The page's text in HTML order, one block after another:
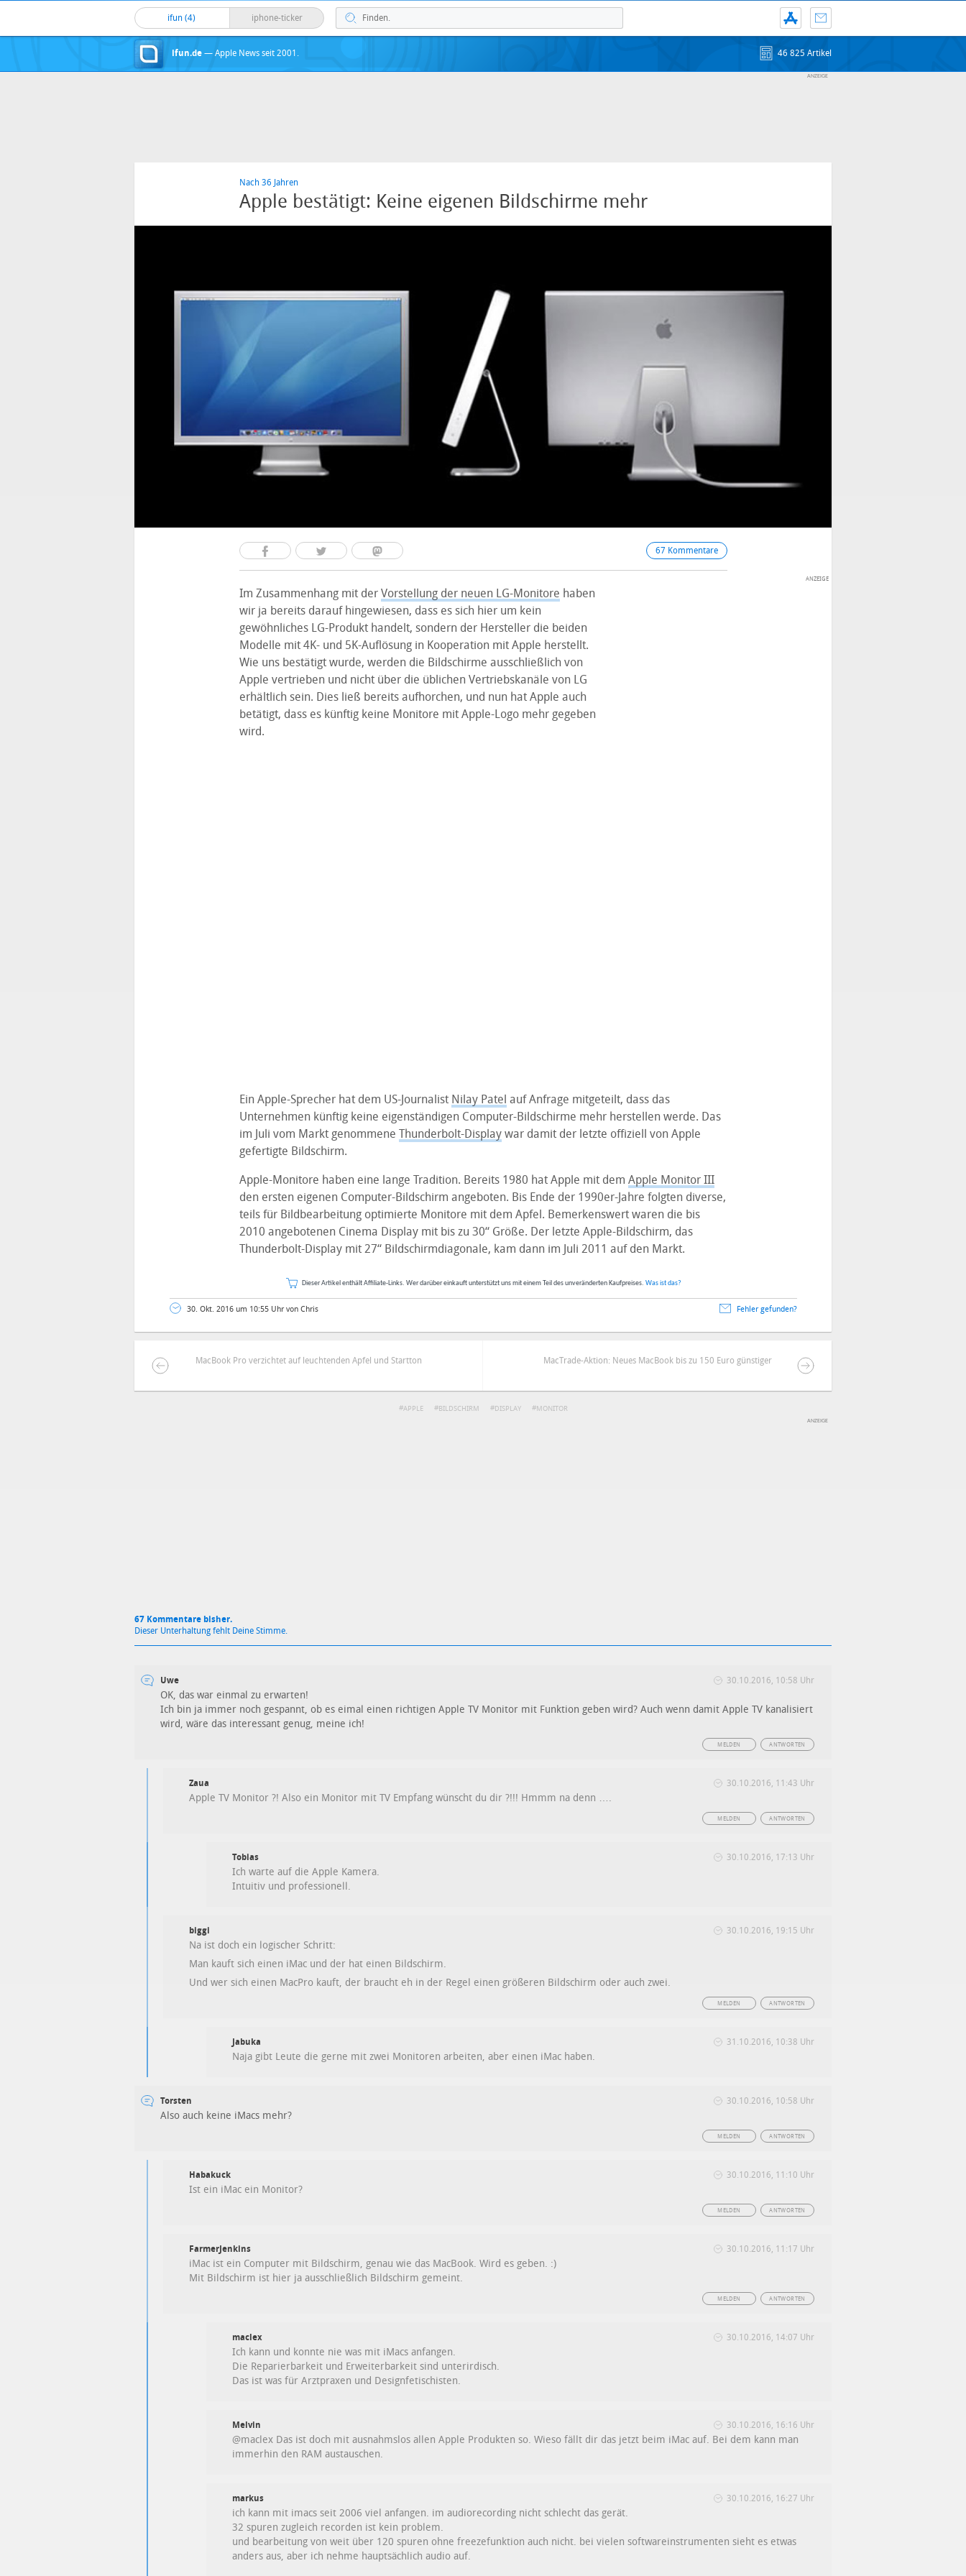
ifun (4) iphone-ticker
ifun.de — Apple News seit 2001. 46 825 Artikel
Nach 36 Jahren
Apple bestätigt: Keine eigenen Bildschirme mehr
67 Kommentare
Im Zusammenhang mit der Vorstellung der neuen LG-Monitore haben
wir ja bereits darauf hingewiesen, dass es sich hier um kein
gewöhnliches LG-Produkt handelt, sondern der Hersteller die beiden
Modelle mit 4K- und 5K-Auflösung in Kooperation mit Apple herstellt.
Wie uns bestätigt wurde, werden die Bildschirme ausschließlich von
Apple vertrieben und nicht über die üblichen Vertriebskanäle von LG
erhältlich sein. Dies ließ bereits aufhorchen, und nun hat Apple auch
betätigt, dass es künftig keine Monitore mit Apple-Logo mehr gegeben
wird.
Ein Apple-Sprecher hat dem US-Journalist Nilay Patel auf Anfrage mitgeteilt, dass das
Unternehmen künftig keine eigenständigen Computer-Bildschirme mehr herstellen werde. Das
im Juli vom Markt genommene Thunderbolt-Displaywar damit der letzte offiziell von Apple
gefertigte Bildschirm.
Apple-Monitore haben eine lange Tradition. Bereits 1980 hat Apple mit dem Apple Monitor III
den ersten eigenen Computer-Bildschirm angeboten. Bis Ende der 1990er-Jahre folgten diverse,
teils für Bildbearbeitung optimierte Monitore mit dem Apfel. Bemerkenswert waren die bis
2010 angebotenen Cinema Display mit bis zu 30“ Größe. Der letzte Apple-Bildschirm, das
Thunderbolt-Display mit 27“ Bildschirmdiagonale, kam dann im Juli 2011 auf den Markt.
Dieser Artikel enthält Affiliate-Links. Wer darüber einkauft unterstützt uns mit einem Teil des unveränderten Kaufpreises. Was ist das?
30. Okt. 2016 um 10:55 Uhr von Chris Fehler gefunden?
MacBook Pro verzichtet auf leuchtenden Apfel und Startton MacTrade-Aktion: Neues MacBook bis zu 150 Euro günstiger
APPLE BILDSCHIRM DISPLAY MONITOR
67 Kommentare bisher.
Dieser Unterhaltung fehlt Deine Stimme.
Uwe 30.10.2016, 10:58 Uhr
OK, das war einmal zu erwarten!
Ich bin ja immer noch gespannt, ob es eimal einen richtigen Apple TV Monitor mit Funktion geben wird? Auch wenn damit Apple TV kanalisiert
wird, wäre das interessant genug, meine ich!
ANTWORTEN
MELDEN
Zaua 30.10.2016, 11:43 Uhr
Apple TV Monitor ?! Also ein Monitor mit TV Empfang wünscht du dir ?!!! Hmmm na denn ….
ANTWORTEN
MELDEN
Tobias 30.10.2016, 17:13 Uhr
Ich warte auf die Apple Kamera.
Intuitiv und professionell.
biggi 30.10.2016, 19:15 Uhr
Na ist doch ein logischer Schritt:
Man kauft sich einen iMac und der hat einen Bildschirm.
Und wer sich einen MacPro kauft, der braucht eh in der Regel einen größeren Bildschirm oder auch zwei.
ANTWORTEN
MELDEN
Jabuka 31.10.2016, 10:38 Uhr
Naja gibt Leute die gerne mit zwei Monitoren arbeiten, aber einen iMac haben.
Torsten 30.10.2016, 10:58 Uhr
Also auch keine iMacs mehr?
ANTWORTEN
MELDEN
Habakuck 30.10.2016, 11:10 Uhr
Ist ein iMac ein Monitor?
ANTWORTEN
MELDEN
FarmerJenkins 30.10.2016, 11:17 Uhr
iMac ist ein Computer mit Bildschirm, genau wie das MacBook. Wird es geben. :)
Mit Bildschirm ist hier ja ausschließlich Bildschirm gemeint.
ANTWORTEN
MELDEN
maclex 30.10.2016, 14:07 Uhr
Ich kann und konnte nie was mit iMacs anfangen.
Die Reparierbarkeit und Erweiterbarkeit sind unterirdisch.
Das ist was für Arztpraxen und Designfetischisten.
Melvin 30.10.2016, 16:16 Uhr
@maclex Das ist doch mit ausnahmslos allen Apple Produkten so. Wieso fällt dir das jetzt beim iMac auf. Bei dem kann man
immerhin den RAM austauschen.
markus 30.10.2016, 16:27 Uhr
ich kann mit imacs seit 2006 viel anfangen. im audiorecording nicht schlecht das gerät.
32 spuren zugleich recorden ist kein problem.
und bearbeitung von weit über 120 spuren ohne freezefunktion auch nicht. bei vielen softwareinstrumenten sieht es etwas
anders aus, aber ich nehme hauptsächlich audio auf.